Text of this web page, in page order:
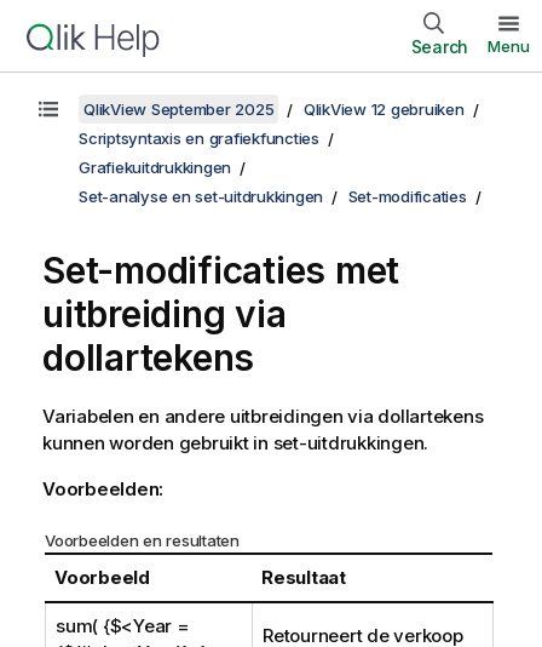
Search Menu
QlikView September 2025
QlikView 12 gebruiken
Scriptsyntaxis en grafiekfuncties
Grafiekuitdrukkingen
Set-analyse en set-uitdrukkingen
Set-modificaties
Set-modificaties met
uitbreiding via
dollartekens
Variabelen en andere uitbreidingen via dollartekens
kunnen worden gebruikt in set-uitdrukkingen.
Voorbeelden:
Voorbeelden en resultaten
Voorbeeld Resultaat
sum( {$<Year =
Retourneert de verkoop